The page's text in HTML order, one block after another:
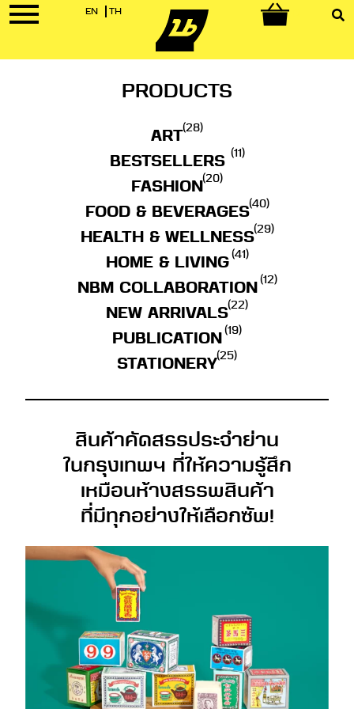
EN TH
PRODUCTS
ART(28)
BESTSELLERS (11)
FASHION(20)
FOOD & BEVERAGES(40)
HEALTH & WELLNESS(29)
HOME & LIVING(41)
NBM COLLABORATION(12)
NEW ARRIVALS(22)
PUBLICATION(19)
STATIONERY(25)
สินค้าคัดสรรประจำย่าน
ในกรุงเทพฯ ที่ให้ความรู้สึก
เหมือนห้างสรรพสินค้า
ที่มีทุกอย่างให้เลือกซัพ!